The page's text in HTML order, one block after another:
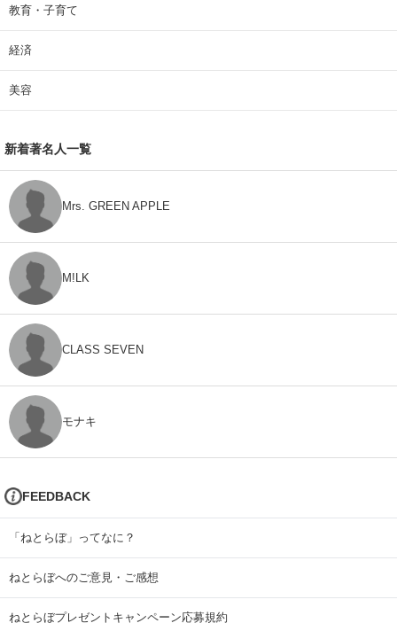
教育・子育て
経済
美容
新着著名人一覧
Mrs. GREEN APPLE
M!LK
CLASS SEVEN
モナキ
FEEDBACK
「ねとらぼ」ってなに？
ねとらぼへのご意見・ご感想
ねとらぼプレゼントキャンペーン応募規約